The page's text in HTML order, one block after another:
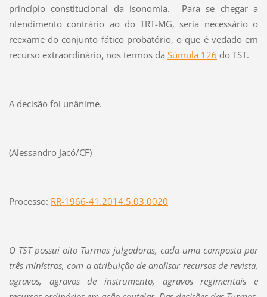
princípio constitucional da isonomia. Para se chegar a
ntendimento contrário ao do TRT-MG, seria necessário o
reexame do conjunto fático probatório, o que é vedado em
recurso extraordinário, nos termos da Súmula 126 do TST.
A decisão foi unânime.
(Alessandro Jacó/CF)
Processo: RR-1966-41.2014.5.03.0020
O TST possui oito Turmas julgadoras, cada uma composta por
três ministros, com a atribuição de analisar recursos de revista,
agravos, agravos de instrumento, agravos regimentais e